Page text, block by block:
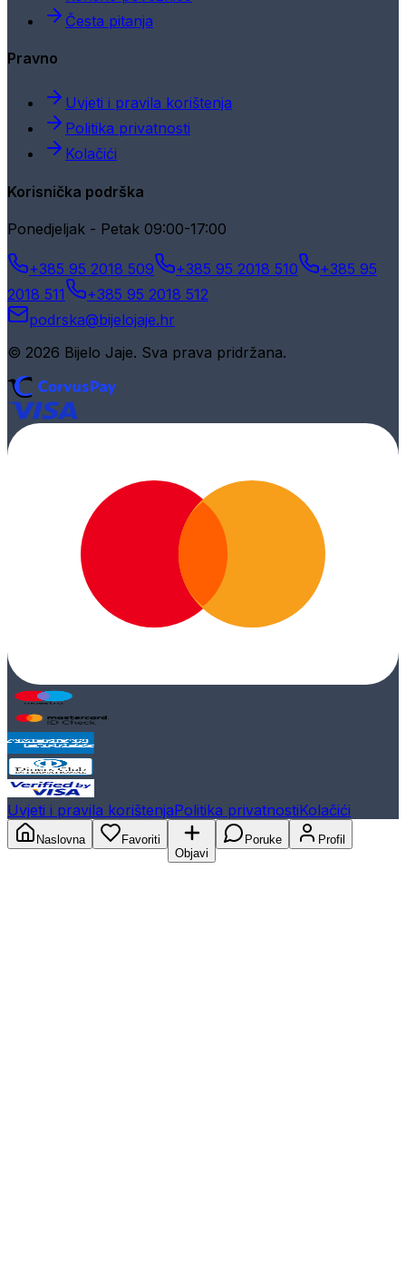
Česta pitanja
Pravno
Uvjeti i pravila korištenja
Politika privatnosti
Kolačići
Korisnička podrška
Ponedjeljak - Petak 09:00-17:00
+385 95 2018 509 +385 95 2018 510
+385 95
2018 511
+385 95 2018 512
podrska@bijelojaje.hr
© 2026 Bijelo Jaje. Sva prava pridržana.
Uvjeti i pravila korištenjaPolitika privatnostiKolačići
Naslovna
Favoriti
Objavi
Poruke Profil